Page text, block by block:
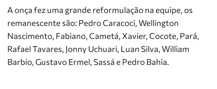
A onça fez uma grande reformulação na equipe, os
remanescente são: Pedro Caracoci, Wellington
Nascimento, Fabiano, Cametá, Xavier, Cocote, Pará,
Rafael Tavares, Jonny Uchuari, Luan Silva, William
Barbio, Gustavo Ermel, Sassá e Pedro Bahia.